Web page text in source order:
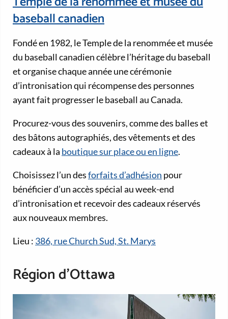
baseball canadien
Fondé en 1982, le Temple de la renommée et musée
du baseball canadien célèbre l’héritage du baseball
et organise chaque année une cérémonie
d’intronisation qui récompense des personnes
ayant fait progresser le baseball au Canada.
Procurez-vous des souvenirs, comme des balles et
des bâtons autographiés, des vêtements et des
cadeaux à la boutique sur place ou en ligne.
Choisissez l’un desforfaits d’adhésion pour
bénéficier d’un accès spécial au week-end
d’intronisation et recevoir des cadeaux réservés
aux nouveaux membres.
Lieu : 386, rue Church Sud, St. Marys
Région d’Ottawa